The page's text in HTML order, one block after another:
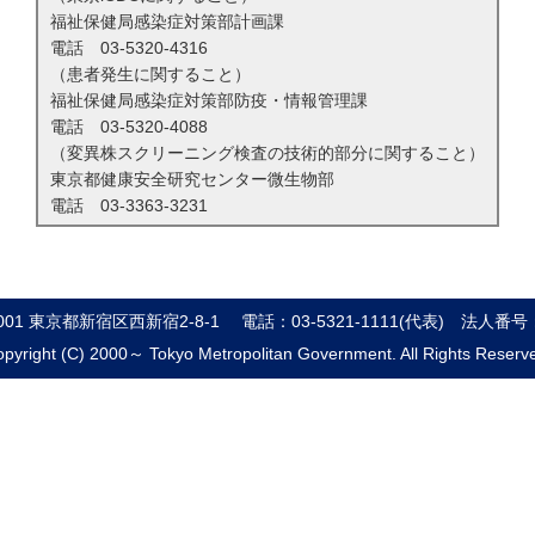
福祉保健局感染症対策部計画課
電話 03-5320-4316
（患者発生に関すること）
福祉保健局感染症対策部防疫・情報管理課
電話 03-5320-4088
（変異株スクリーニング検査の技術的部分に関すること）
東京都健康安全研究センター微生物部
電話 03-3363-3231
東京都新宿区西新宿2-8-1 電話：03-5321-1111(代表)
法人番号
(C) 2000～ Tokyo Metropolitan Government. All Rights